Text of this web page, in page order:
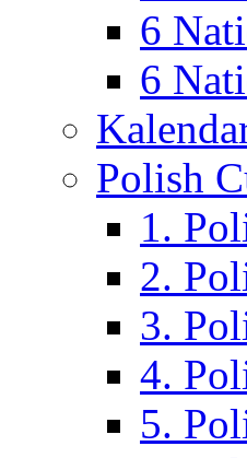
6
6
Polish
1.
2.
3.
4.
5.